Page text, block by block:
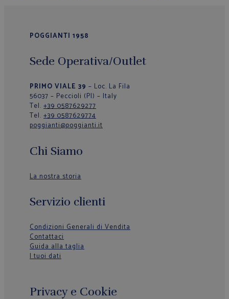
POGGIANTI 1958
Sede Operativa/Outlet
PRIMO VIALE 39 – Loc. La Fila
56037 – Peccioli (PI) – Italy
Tel. +39 0587629277
Tel. +39 0587629774
poggianti@poggianti.it
Chi Siamo
La nostra storia
Servizio clienti
Condizioni Generali di Vendita
Contattaci
Guida alla taglia
I tuoi dati
Privacy e Cookie